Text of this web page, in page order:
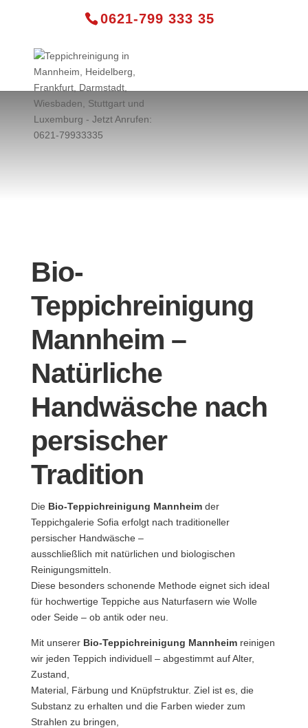
0621-799 333 35
Bio-
Teppichreinigung
Mannheim –
Natürliche
Handwäsche nach
persischer
Tradition
Die Bio-Teppichreinigung Mannheimder
Teppichgalerie Sofia erfolgt nach traditioneller
persischer Handwäsche –
ausschließlich mit natürlichen und biologischen
Reinigungsmitteln.
Diese besonders schonende Methode eignet sich ideal
für hochwertige Teppiche aus Naturfasern wie Wolle
oder Seide – ob antik oder neu.
Mit unserer Bio-Teppichreinigung Mannheimreinigen
wir jeden Teppich individuell – abgestimmt auf Alter,
Zustand,
Material, Färbung und Knüpfstruktur. Ziel ist es, die
Substanz zu erhalten und die Farben wieder zum
Strahlen zu bringen,